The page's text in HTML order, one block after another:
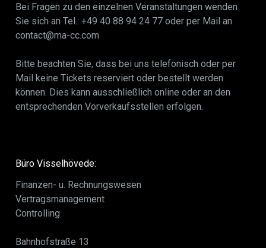
Bei Fragen zu den einzelnen Veranstaltungen wenden
Sie sich an Tel.: +49 40 88 94 24 77 oder per Mail an
contact@ma-cc.com
Bitte beachten Sie, dass bei uns telefonisch oder per
Mail keine Tickets reserviert oder bestellt werden
können. Dies kann ausschließlich online oder an den
entsprechenden Vorverkaufsstellen erfolgen.
Büro Visselhövede:
Finanzen- u. Rechnungswesen
Vertragsmanagement
Controlling
Bahnhofstraße 13